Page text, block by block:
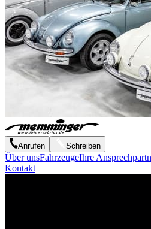
Anrufen Schreiben
Über unsFahrzeugeIhre
Kontakt